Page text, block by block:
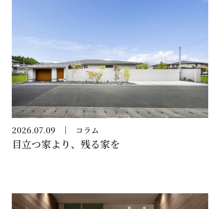
2026.07.09 コラム
目立つ家より、残る家を